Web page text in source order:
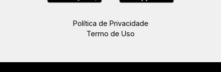
Política de Privacidade
Termo de Uso